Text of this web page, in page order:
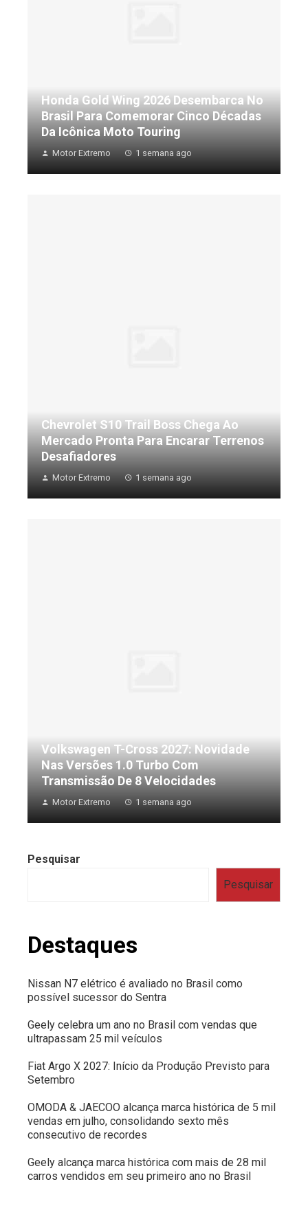
Honda Gold Wing 2026 Desembarca No
Brasil Para Comemorar Cinco Décadas
Da Icônica Moto Touring
Motor Extremo 1 semana ago
Chevrolet S10 Trail Boss Chega Ao
Mercado Pronta Para Encarar Terrenos
Desafiadores
Motor Extremo 1 semana ago
Volkswagen T-Cross 2027: Novidade
Nas Versões 1.0 Turbo Com
Transmissão De 8 Velocidades
Motor Extremo 1 semana ago
Pesquisar
Pesquisar
Destaques
Nissan N7 elétrico é avaliado no Brasil como
possível sucessor do Sentra
Geely celebra um ano no Brasil com vendas que
ultrapassam 25 mil veículos
Fiat Argo X 2027: Início da Produção Previsto para
Setembro
OMODA & JAECOO alcança marca histórica de 5 mil
vendas em julho, consolidando sexto mês
consecutivo de recordes
Geely alcança marca histórica com mais de 28 mil
carros vendidos em seu primeiro ano no Brasil